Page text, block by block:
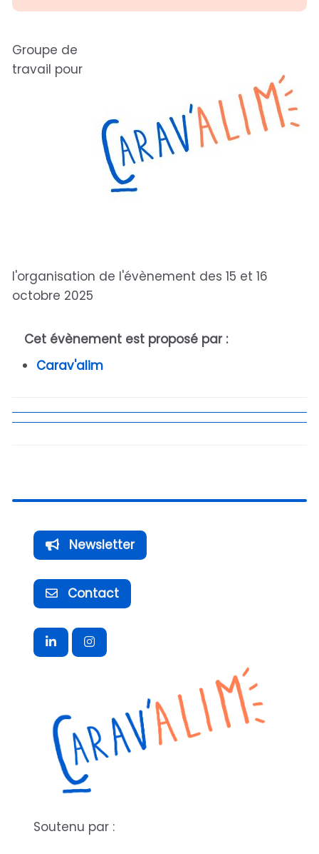
Groupe de
travail pour
l'organisation de l'évènement des 15 et 16
octobre 2025
Cet évènement est proposé par :
Carav'alim
Newsletter
Contact
Soutenu par :